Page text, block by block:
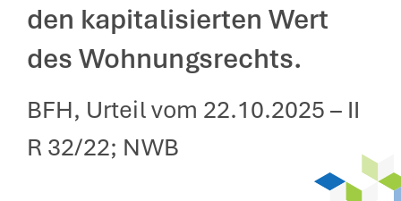
den kapitalisierten Wert
des Wohnungsrechts.
BFH, Urteil vom 22.10.2025 – II
R 32/22; NWB